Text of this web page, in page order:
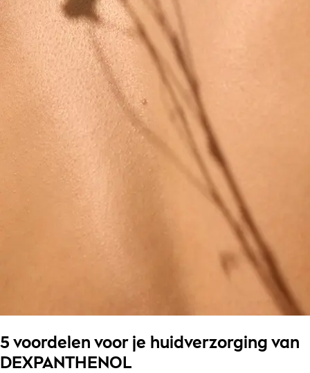
5 voordelen voor je huidverzorging van
DEXPANTHENOL